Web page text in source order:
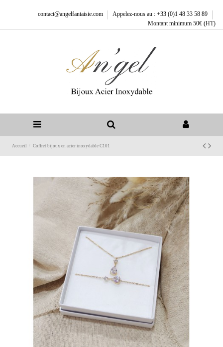
contact@angelfantaisie.com
Appelez-nous au : +33 (0)1 48 33 58 89
Montant minimum 50€ (HT)
Accueil Coffret bijoux en acier inoxydable C101